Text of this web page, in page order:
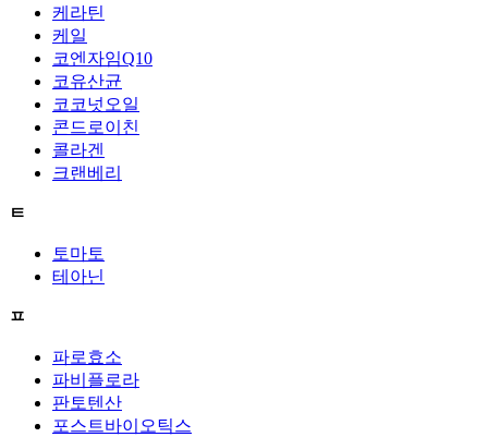
케라틴
케일
코엔자임Q10
코유산균
코코넛오일
콘드로이친
콜라겐
크랜베리
ㅌ
토마토
테아닌
ㅍ
파로효소
파비플로라
판토텐산
포스트바이오틱스